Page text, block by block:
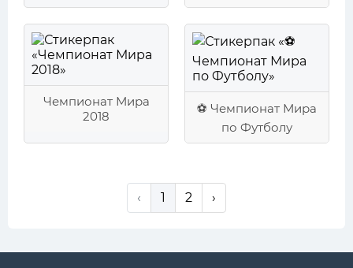
Чемпионат Мира
2018
⚽ Чемпионат Мира
по Футболу
‹ 1 2 ›